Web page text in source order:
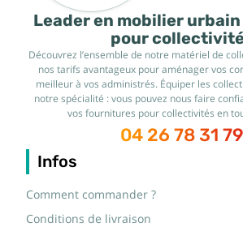
Leader en mobilier
pour
Découvrez l’ensemble de notre matériel de
nos tarifs avantageux pour aménager vos
meilleur à vos administrés. Équiper les
notre spécialité : vous pouvez nous faire
vos fournitures pour collectivités en
04 26 78 31 79
Infos
Comment commander ?
Conditions de livraison